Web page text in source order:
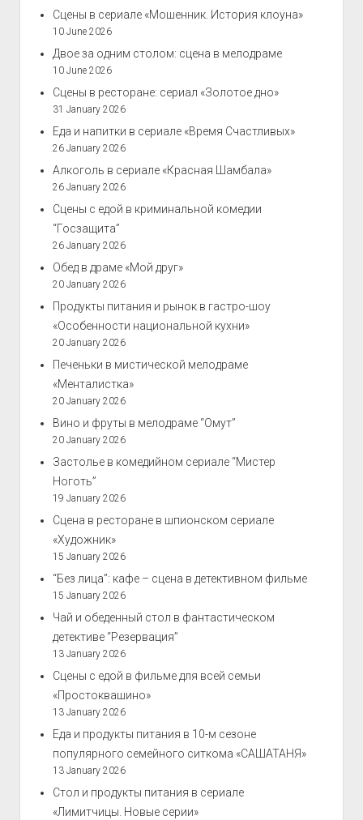
Сцены в сериале «Мошенник. История клоуна»
10 June 2026
Двое за одним столом: сцена в мелодраме
10 June 2026
Сцены в ресторане: сериал «Золотое дно»
31 January 2026
Еда и напитки в сериале «Время Счастливых»
26 January 2026
Алкоголь в сериале «Красная Шамбала»
26 January 2026
Сцены с едой в криминальной комедии
“Госзащита”
26 January 2026
Обед в драме «Мой друг»
20 January 2026
Продукты питания и рынок в гастро-шоу
«Особенности национальной кухни»
20 January 2026
Печеньки в мистической мелодраме
«Менталистка»
20 January 2026
Вино и фруты в мелодраме “Омут”
20 January 2026
Застолье в комедийном сериале “Мистер
Ноготь”
19 January 2026
Сцена в ресторане в шпионском сериале
«Художник»
15 January 2026
“Без лица”: кафе – сцена в детективном фильме
15 January 2026
Чай и обеденный стол в фантастическом
детективе “Резервация”
13 January 2026
Сцены с едой в фильме для всей семьи
«Простоквашино»
13 January 2026
Еда и продукты питания в 10-м сезоне
популярного семейного ситкома «САШАТАНЯ»
13 January 2026
Стол и продукты питания в сериале
«Лимитчицы. Новые серии»